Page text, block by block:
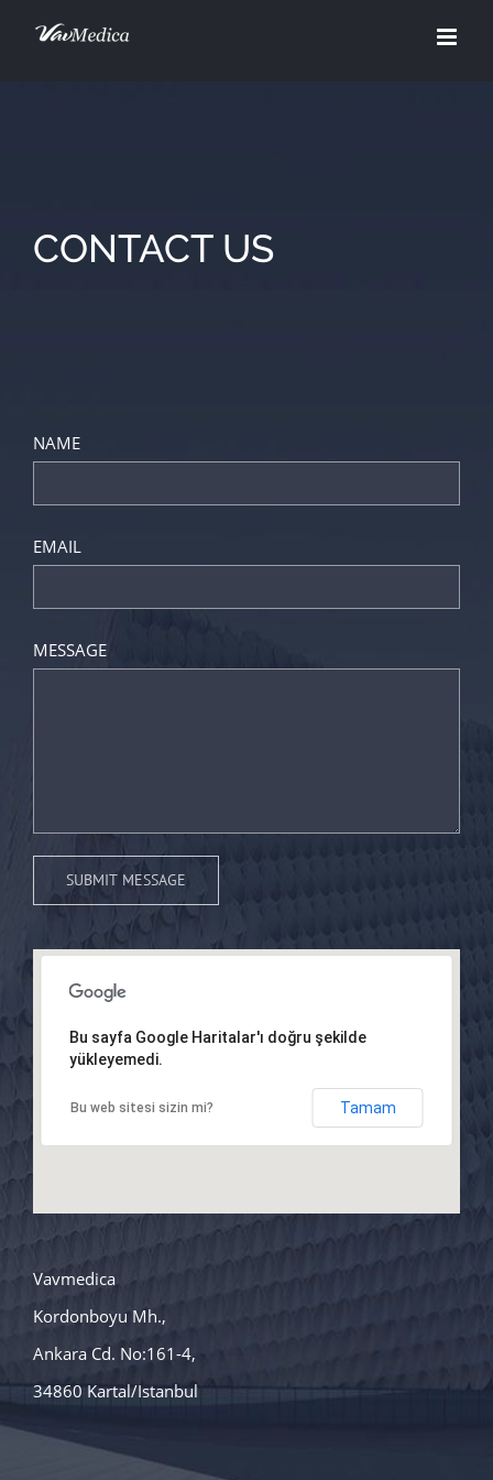
CONTACT US
NAME
EMAIL
MESSAGE
Bu sayfa Google Haritalar'ı doğru şekilde
yükleyemedi.
Bu web sitesi sizin mi? Tamam
Vavmedica
Kordonboyu Mh.,
Ankara Cd. No:161-4,
34860 Kartal/Istanbul